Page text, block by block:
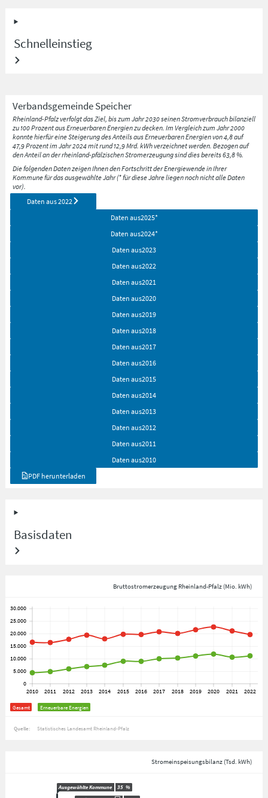
Schnelleinstieg
Verbandsgemeinde Speicher
Rheinland-Pfalz verfolgt das Ziel, bis zum Jahr 2030 seinen Stromverbrauch bilanziell
zu 100 Prozent aus Erneuerbaren Energien zu decken. Im Vergleich zum Jahr 2000
konnte hierfür eine Steigerung des Anteils aus Erneuerbaren Energien von 4,8 auf
47,9 Prozent im Jahr 2024 mit rund 12,9 Mrd. kWh verzeichnet werden. Bezogen auf
den Anteil an der rheinland-pfälzischen Stromerzeugung sind dies bereits 63,8 %.
Die folgenden Daten zeigen Ihnen den Fortschritt der Energiewende in Ihrer
Kommune für das ausgewählte Jahr (* für diese Jahre liegen noch nicht alle Daten
vor).
Daten aus2022
Daten aus2025*
Daten aus2024*
Daten aus2023
Daten aus2022
Daten aus2021
Daten aus2020
Daten aus2019
Daten aus2018
Daten aus2017
Daten aus2016
Daten aus2015
Daten aus2014
Daten aus2013
Daten aus2012
Daten aus2011
Daten aus2010
PDF herunterladen
Basisdaten
Bruttostromerzeugung Rheinland-Pfalz (Mio. kWh)
Gesamt Erneuerbare Energien
Quelle: Statistisches Landesamt Rheinland-Pfalz
Stromeinspeisungsbilanz (Tsd. kWh)
Ausgewählte Kommune 35 %